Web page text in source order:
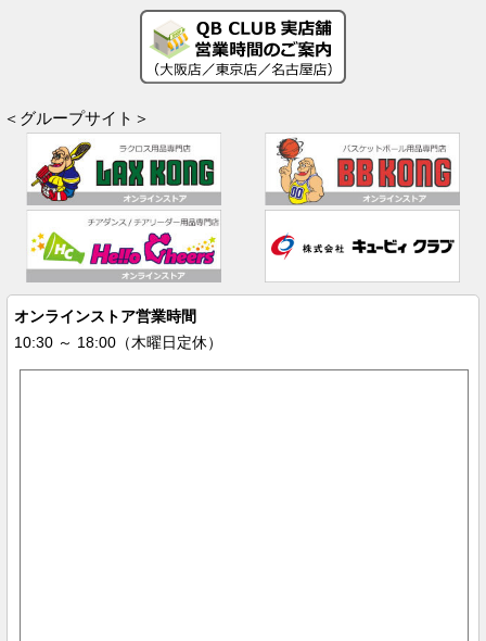
＜グループサイト＞
オンラインストア営業時間
10:30 ～ 18:00（木曜日定休）